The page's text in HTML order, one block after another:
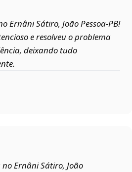
Ernâni Sátiro, João Pessoa‑PB!
e resolveu o problema
deixando tudo
Ernâni Sátiro, João